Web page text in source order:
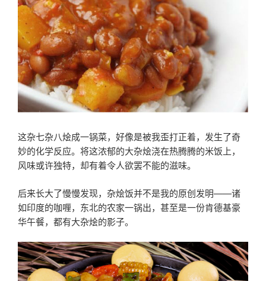
这杂七杂八烩成一锅菜，好像是被我歪打正着，发生了奇
妙的化学反应。将这浓郁的大杂烩浇在热腾腾的米饭上，
风味或许独特，却有着令人欲罢不能的滋味。
后来长大了慢慢发现，杂烩饭并不是我的原创发明——诸
如印度的咖喱，东北的农家一锅出，甚至是一份肯德基豪
华午餐，都有大杂烩的影子。